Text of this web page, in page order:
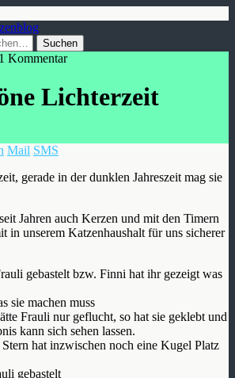
Kommentar
Lichterzeit
Mail SMS
gerade in der dunklen Jahreszeit mag sie
Jahren auch Kerzen und mit den Timern
in unserem Katzenhaushalt für uns sicherer
gebastelt bzw. Finni hat ihr gezeigt was
Frauli nur geflucht, so hat sie geklebt und
kann sich sehen lassen.
hat inzwischen noch eine Kugel Platz